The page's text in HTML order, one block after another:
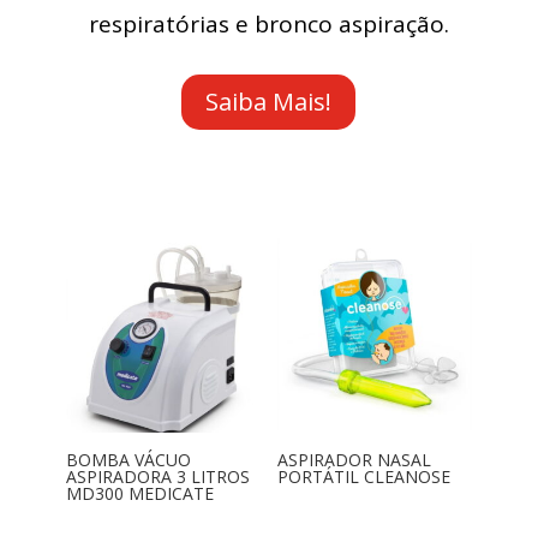
respiratórias e bronco aspiração.
Saiba Mais!
BOMBA VÁCUO
ASPIRADORA 3 LITROS
MD300 MEDICATE
ASPIRADOR NASAL
PORTÁTIL CLEANOSE